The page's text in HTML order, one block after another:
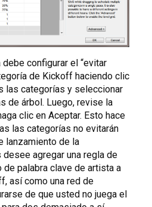
debe configurar el “evitar
de Kickoff haciendo clic
las categorías y seleccionar
de árbol. Luego, revise la
clic en Aceptar. Esto hace
las categorías no evitarán
lanzamiento de la
desee agregar una regla de
palabra clave de artista a
así como una red de
de que usted no juega el